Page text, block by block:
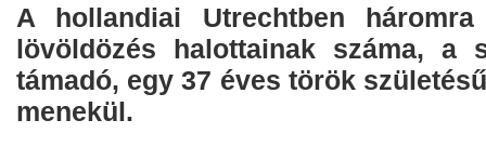
A hollandiai Utrechtben
lövöldözés halottainak száma, a
támadó, egy 37 éves török
menekül.